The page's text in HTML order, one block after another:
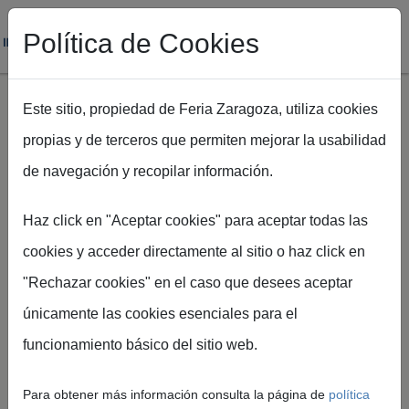
Pasar al contenido principal
Proveedores
Preferentes
Política de Cookies
Este sitio, propiedad de Feria Zaragoza, utiliza cookies
propias y de terceros que permiten mejorar la usabilidad
de navegación y recopilar información.
Haz click en "Aceptar cookies" para aceptar todas las
cookies y acceder directamente al sitio o haz click en
"Rechazar cookies" en el caso que desees aceptar
únicamente las cookies esenciales para el
funcionamiento básico del sitio web.
Para obtener más información consulta la página de política